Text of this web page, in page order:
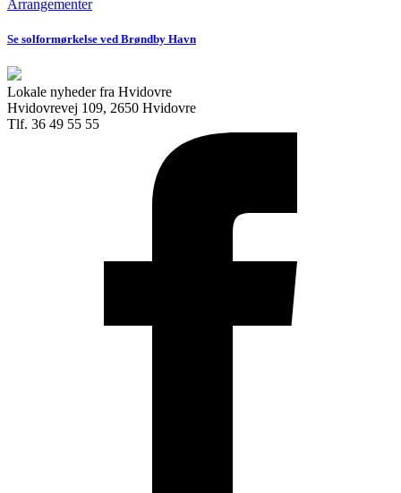
Arrangementer
Se solformørkelse ved Brøndby Havn
Lokale nyheder fra Hvidovre
Hvidovrevej 109, 2650 Hvidovre
Tlf. 36 49 55 55